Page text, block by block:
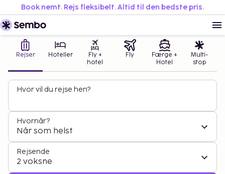
Book nemt. Rejs fleksibelt. Altid til den bedste pris.
Rejser Hoteller
Fly +
hotel
Fly
Færge +
Hotel
Multi-
stop
Hvor vil du rejse hen?
Hvornår?
Når som helst
Rejsende
2 voksne